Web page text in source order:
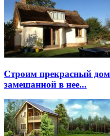
Строим прекрасный
замешанной в нее...